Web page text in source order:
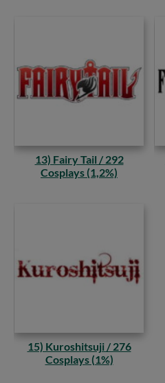
13) Fairy Tail / 292
Cosplays (1,2%)
15) Kuroshitsuji / 276
Cosplays (1%)